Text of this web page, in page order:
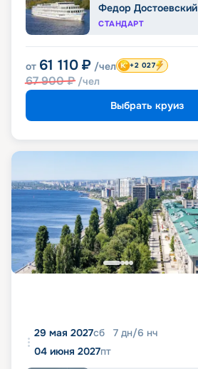
Федор Достоевский
СТАНДАРТ
от 61 110 ₽ /чел
67 900₽ /чел
+2 027
Выбрать круиз
29 мая 2027сб 7 дн/6 нч
04 июня 2027пт